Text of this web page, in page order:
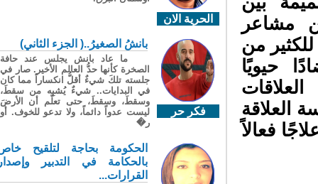
مشاعر
من
حيويًا
العلاقة
فعالاً
الحرية الان
فكر حر
بانشُ الصغيرُ..( الجزء الثاني)
ما عاد بانش يجلس عند حافة
الصخرة كأنها حدُّ العالم الأخير. صار في
جلسته تلكَ شيءٌ أقلُّ انكساراً مما كان
في البدايات.. شيءٌ يُشبِه من سقطَ،
وسقطَ، وسقطَ، حتى تعلّم أن الأرضَ
ليست عدواً دائماً، ولا تدعو للخوف. أو
ر�
الحكومة بحاجة لتلقيح خاص
بالحكامة في التدبير وإصدار
القرارات...